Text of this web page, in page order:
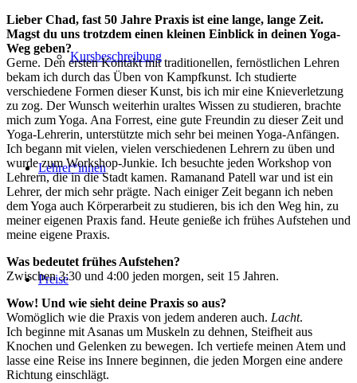
Kursbeschreibung
Lehrer*innen
Preise
Lieber Chad, fast 50 Jahre Praxis ist eine lange, lange Zeit.
Magst du uns trotzdem einen kleinen Einblick in deinen Yoga-
Weg geben?
Gerne. Den ersten Kontakt mit traditionellen, fernöstlichen Lehren
bekam ich durch das Üben von Kampfkunst. Ich studierte
verschiedene Formen dieser Kunst, bis ich mir eine Knieverletzung
zu zog. Der Wunsch weiterhin uraltes Wissen zu studieren, brachte
mich zum Yoga. Ana Forrest, eine gute Freundin zu dieser Zeit und
Yoga-Lehrerin, unterstützte mich sehr bei meinen Yoga-Anfängen.
Ich begann mit vielen, vielen verschiedenen Lehrern zu üben und
wurde zum Workshop-Junkie. Ich besuchte jeden Workshop von
Lehrern, die in die Stadt kamen. Ramanand Patell war und ist ein
Lehrer, der mich sehr prägte. Nach einiger Zeit begann ich neben
dem Yoga auch Körperarbeit zu studieren, bis ich den Weg hin, zu
meiner eigenen Praxis fand. Heute genieße ich frühes Aufstehen und
meine eigene Praxis.
Was bedeutet frühes Aufstehen?
Zwischen 3:30 und 4:00 jeden morgen, seit 15 Jahren.
Wow! Und wie sieht deine Praxis so aus?
Womöglich wie die Praxis von jedem anderen auch. Lacht.
Ich beginne mit Asanas um Muskeln zu dehnen, Steifheit aus
Knochen und Gelenken zu bewegen. Ich vertiefe meinen Atem und
lasse eine Reise ins Innere beginnen, die jeden Morgen eine andere
Richtung einschlägt.